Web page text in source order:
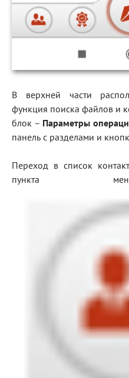
В верхней части
функция поиска файлов и
блок – Параметры
панель с разделами и
Переход в список
пункта